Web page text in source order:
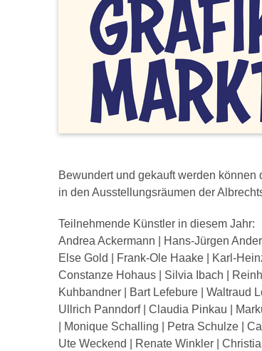
Bewundert und gekauft werden
in den Ausstellungsräumen der
Teilnehmende Künstler in diesem Jahr:
Andrea Ackermann | Hans-Jürgen
Else Gold | Frank-Ole Haake | Karl-
Constanze Hohaus | Silvia Ibach |
Kuhbandner | Bart Lefebure | Waltraud
Ullrich Panndorf | Claudia Pinkau |
| Monique Schalling | Petra Schulze |
Ute Weckend | Renate Winkler |